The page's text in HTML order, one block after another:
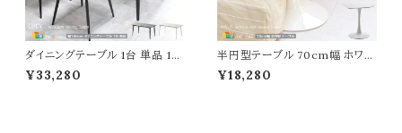
ダイニングテーブル 1台 単品 14
0cm幅 ホワイト ライトグレー 食
卓用テーブル 食卓用机 ダイニン
¥33,280
半円型テーブル 70cm幅 ホワイ
ト 白 壁寄せテーブル 壁付けテ
ーブル 半円型 半円形 半丸型机
¥18,280